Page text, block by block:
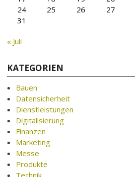
24
25 26 27
31
« Juli
KATEGORIEN
Bauen
Datensicherheit
Dienstleistungen
Digitalisierung
Finanzen
Marketing
Messe
Produkte
Technik